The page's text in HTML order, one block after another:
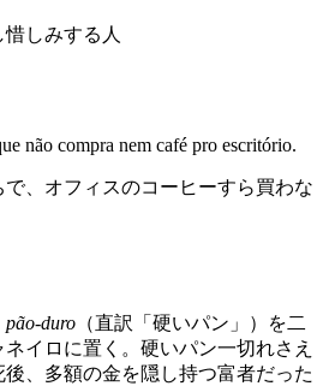
しみする人
não compra nem café pro escritório.
、オフィスのコーヒーすら買わな
pão-duro （直訳「硬いパン」）を二
イロに置く。硬いパン一切れさえ
、多額の金を隠し持つ富者だった